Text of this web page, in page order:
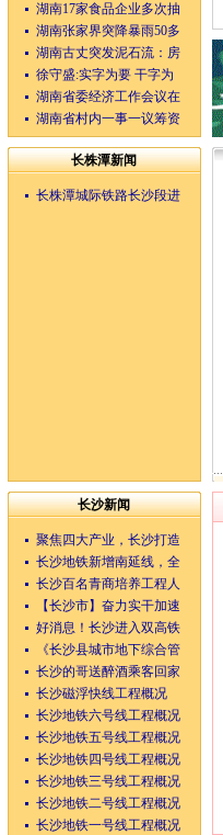
湖南17家食品企业多次抽
湖南张家界突降暴雨50多
湖南古丈突发泥石流：房
徐守盛:实字为要 干字为
湖南省委经济工作会议在
湖南省村内一事一议筹资
长株潭新闻
长株潭城际铁路长沙段进
长沙新闻
聚焦四大产业，长沙打造
长沙地铁新增南延线，全
长沙百名青商培养工程人
【长沙市】奋力实干加速
好消息！长沙进入双高铁
《长沙县城市地下综合管
长沙的哥送醉酒乘客回家
长沙磁浮快线工程概况
长沙地铁六号线工程概况
长沙地铁五号线工程概况
长沙地铁四号线工程概况
长沙地铁三号线工程概况
长沙地铁二号线工程概况
长沙地铁一号线工程概况